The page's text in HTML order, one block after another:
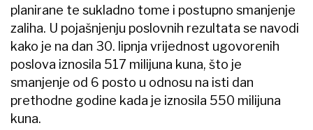
planirane te sukladno tome i postupno smanjenje
zaliha. U pojašnjenju poslovnih rezultata se navodi
kako je na dan 30. lipnja vrijednost ugovorenih
poslova iznosila 517 milijuna kuna, što je
smanjenje od 6 posto u odnosu na isti dan
prethodne godine kada je iznosila 550 milijuna
kuna.